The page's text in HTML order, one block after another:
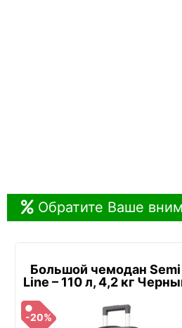
Обратите Ваше
Большой чемодан Semi
Line – 110 л, 4,2 кг
-20%